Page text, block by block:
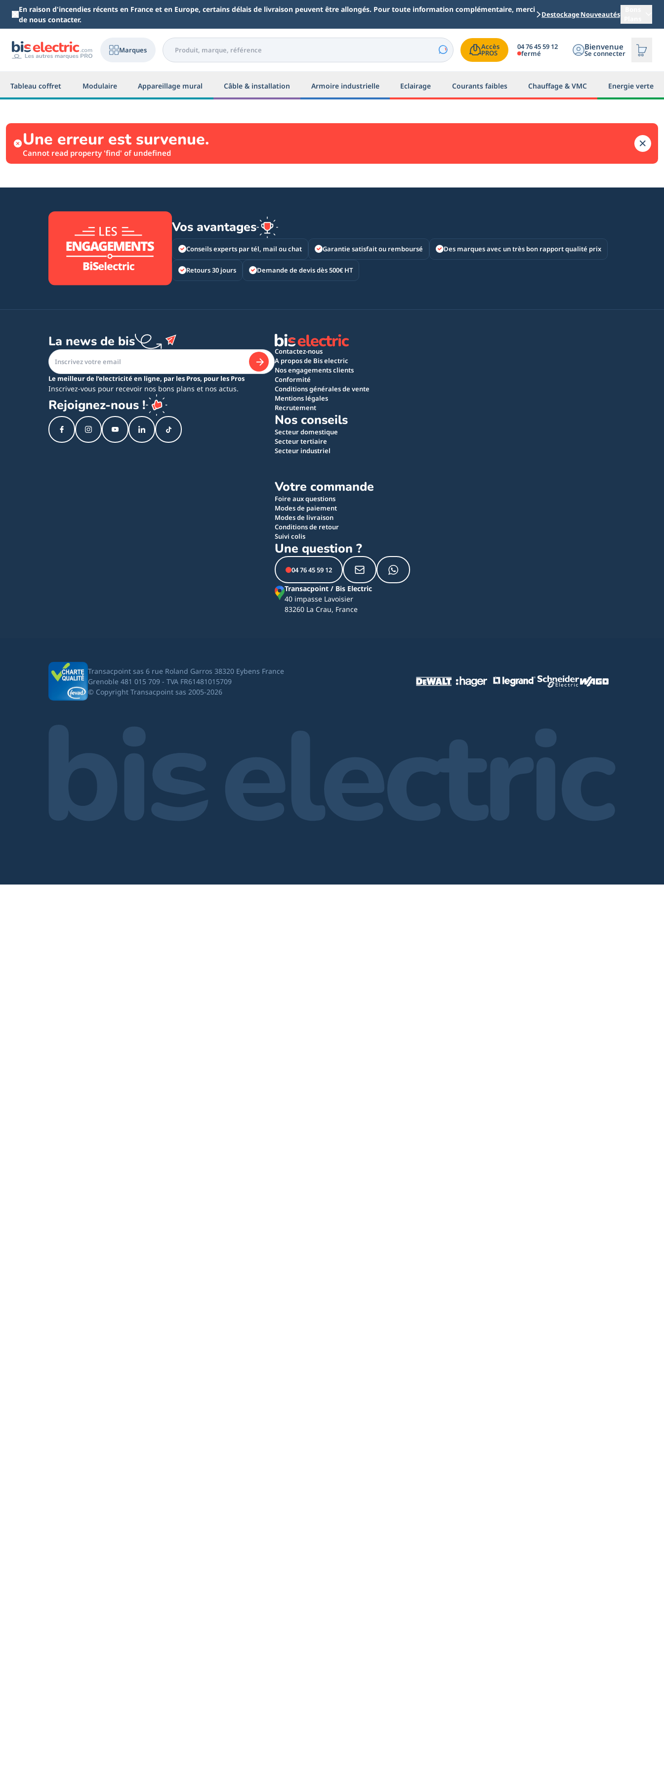
Aller au contenu principal
En raison d'incendies récents en France et en Europe, certains délais de livraison peuvent être allongés. Pour toute information complémentaire, merci
de nous contacter.
DestockageNouveautés
Marques Accès
PROS
04 76 45 59 12
fermé
Bienvenue
Se connecter
Tableau coffret Modulaire Appareillage mural Câble & installation Armoire industrielle Eclairage Courants faibles Chauffage & VMC Energie verte
Une erreur est survenue.
Cannot read property 'find' of undefined
Vos avantages
Conseils experts par tél, mail ou chat Garantie satisfait ou remboursé Des marques avec un très bon rapport qualité prix
Retours 30 jours Demande de devis dès 500€ HT
La news de bis
Le meilleur de l’electricité en ligne, par les Pros, pour les Pros
Inscrivez-vous pour recevoir nos bons plans et nos actus.
Rejoignez-nous !
Contactez-nous
A propos de Bis electric
Nos engagements clients
Conformité
Conditions générales de vente
Mentions légales
Recrutement
Nos conseils
Secteur domestique
Secteur tertiaire
Secteur industriel
Votre commande
Foire aux questions
Modes de paiement
Modes de livraison
Conditions de retour
Suivi colis
Une question ?
04 76 45 59 12
Transacpoint / Bis Electric
40 impasse Lavoisier
83260 La Crau, France
Transacpoint sas 6 rue Roland Garros 38320 Eybens France
Grenoble 481 015 709 - TVA FR61481015709
© Copyright Transacpoint sas 2005-2026